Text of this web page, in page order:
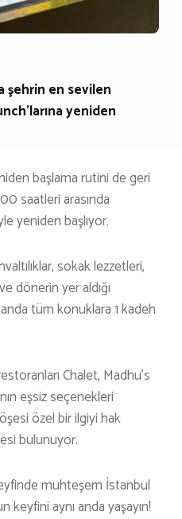
şehrin en sevilen
yeniden
başlama rutini de geri
saatleri arasında
yeniden başlıyor.
sokak lezzetleri,
dönerin yer aldığı
tüm konuklara 1 kadeh
Chalet, Madhu’s
eşsiz seçenekleri
özel bir ilgiyi hak
bulunuyor.
muhteşem İstanbul
keyfini aynı anda yaşayın!